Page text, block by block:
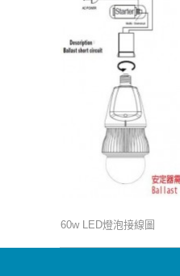
60w LED燈泡接線圖